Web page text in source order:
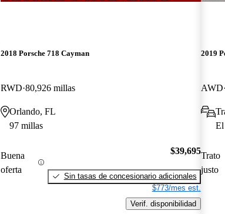
2018 Porsche 718 Cayman
RWD 80,926 millas
Orlando, FL
97 millas
Buena
oferta
$39,695
Sin tasas de concesionario adicionales
$773/mes est.
Verif. disponibilidad
2019
AWD
El
Trato
justo